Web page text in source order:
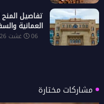
تفاصيل المنح
العمانية
06 غشت 2026
مشاركات مختارة